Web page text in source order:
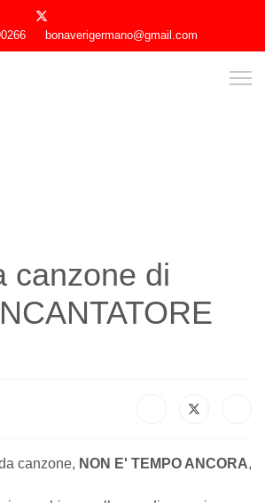
bonaverigermano@gmail.com
canzone di
canzone,NON E' TEMPO